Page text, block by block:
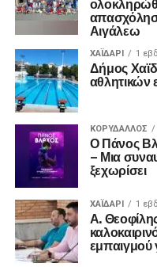
Αιγάλεω
ΧΑΪΔΑΡΙ 1
Δήμος
ΚΟΡΥΔΑΛΛΟΣ
Ο Πάνος
– Μια
ξεχωρίσει
ΧΑΪΔΑΡΙ 1
Α.
εμπαιγμού